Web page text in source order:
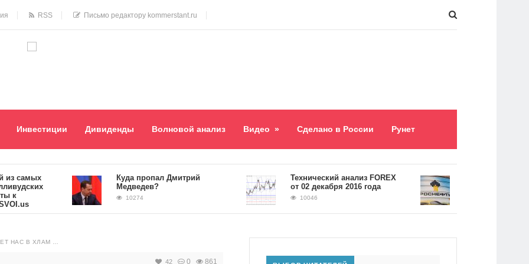
RSS Письмо редактору kommerstant.ru
Инвестиции Дивиденды Волновой анализ Видео » Сделано в России Рунет
Куда пропал Дмитрий
Медведев?
10274
​Технический анализ FOREX
от 02 декабря 2016 года
10046
Долг «Роснефти»
5,2 триллиона
НАС В ХЛАМ …
42 0 861